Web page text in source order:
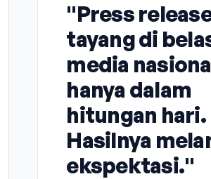
"Press
tayang di
media
hanya dalam
hitungan hari.
Hasilnya
ekspektasi."